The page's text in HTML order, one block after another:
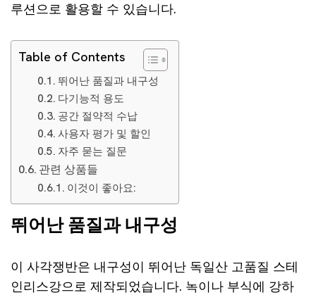
루션으로 활용할 수 있습니다.
Table of Contents
뛰어난 품질과 내구성
다기능적 용도
공간 절약적 수납
사용자 평가 및 할인
자주 묻는 질문
관련 상품들
이것이 좋아요:
뛰어난 품질과 내구성
이 사각쟁반은 내구성이 뛰어난 독일산 고품질 스테
인리스강으로 제작되었습니다. 녹이나 부식에 강하